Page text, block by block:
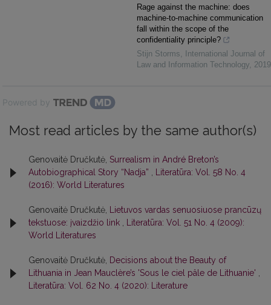
Rage against the machine: does
machine-to-machine communication
fall within the scope of the
confidentiality principle?
Stijn Storms,
International Journal of
Law and Information Technology, 2019
Powered by
Most read articles by the same author(s)
Genovaitė Dručkutė, Surrealism in André Breton’s
Autobiographical Story “Nadja”
Literatūra: Vol. 58 No. 4
(2016): World Literatures
Genovaitė Dručkutė,
Lietuvos vardas senuosiuose prancūzų
tekstuose: įvaizdžio link
Literatūra: Vol. 51 No. 4 (2009):
World Literatures
Genovaitė Dručkutė, Decisions about the Beauty of
Lithuania in Jean Mauclère’s 'Sous le ciel pâle de Lithuanie'
Literatūra: Vol. 62 No. 4 (2020): Literature